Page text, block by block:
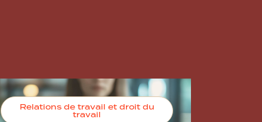
Relations de travail et droit du
travail